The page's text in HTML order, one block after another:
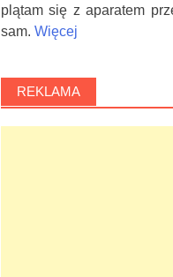
plątam się z aparatem
sam. Więcej
REKLAMA